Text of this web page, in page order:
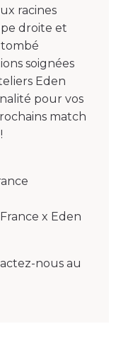
racines
droite et
soignées
Eden
pour vos
match
x Eden
nous au